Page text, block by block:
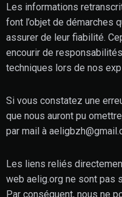
Les informations
font l’objet de démarches
assurer de leur fiabilité.
encourir de
techniques lors de nos
Si vous constatez une
que nous auront pu
par mail à
Les liens reliés
web aelig.org ne sont pas
Par conséquent, nous ne